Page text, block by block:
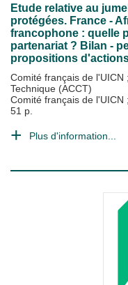
Etude relative au
protégées. France -
francophone : quelle
partenariat ? Bilan -
propositions
Comité français de l'UICN ;
Technique (ACCT)
Comité français de l'UICN ;
51 p.
Plus d'information...